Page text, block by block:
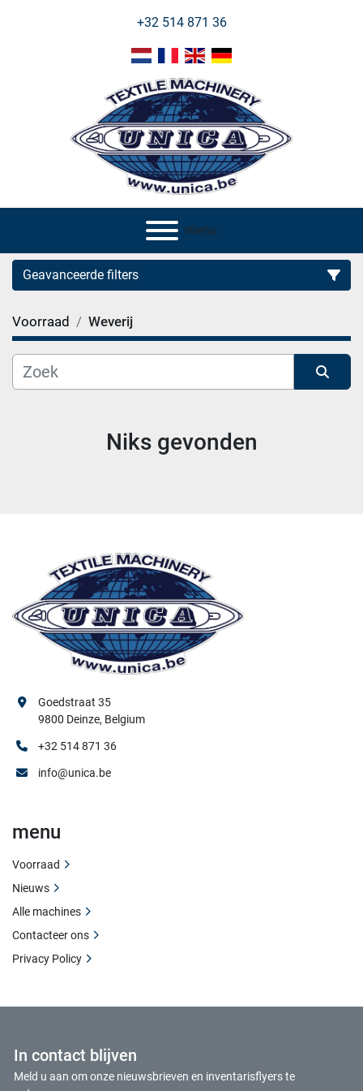
+32 514 871 36
menu
Geavanceerde filters
Categorie
Fabrikant
Voorraad Weverij
Niks gevonden
In contact blijven
Meld u aan om onze nieuwsbrieven en inventarisflyers te
Goedstraat 35
9800 Deinze, Belgium
+32 514 871 36
info@unica.be
menu
Voorraad
Nieuws
Alle machines
Contacteer ons
Privacy Policy